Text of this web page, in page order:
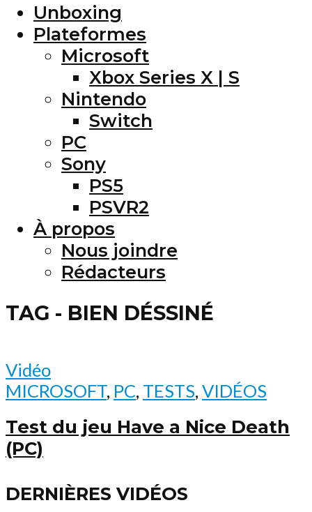
Unboxing
Plateformes
Microsoft
Xbox Series X | S
Nintendo
Switch
PC
Sony
PS5
PSVR2
À propos
Nous joindre
Rédacteurs
TAG - BIEN DÉSSINÉ
Vidéo
MICROSOFT, PC, TESTS, VIDÉOS
Test du jeu Have a Nice Death
(PC)
DERNIÈRES VIDÉOS